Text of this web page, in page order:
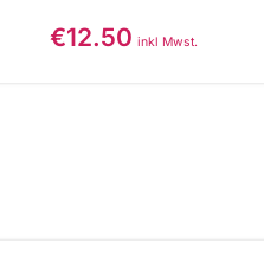
€12.50 inkl Mwst.